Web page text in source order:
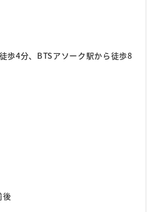
歩4分、BTSアソーク駅から徒歩8
後